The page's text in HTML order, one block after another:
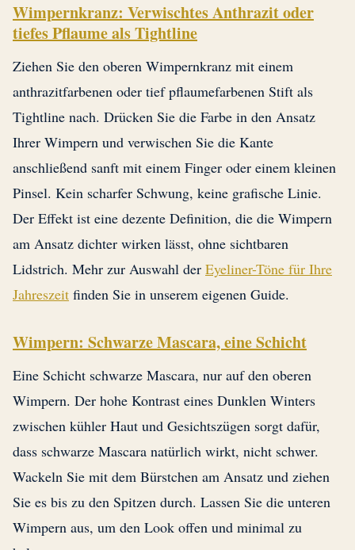
Wimpernkranz: Verwischtes Anthrazit oder
tiefes Pflaume als Tightline
Ziehen Sie den oberen Wimpernkranz mit einem
anthrazitfarbenen oder tief pflaumefarbenen Stift als
Tightline nach. Drücken Sie die Farbe in den Ansatz
Ihrer Wimpern und verwischen Sie die Kante
anschließend sanft mit einem Finger oder einem kleinen
Pinsel. Kein scharfer Schwung, keine grafische Linie.
Der Effekt ist eine dezente Definition, die die Wimpern
am Ansatz dichter wirken lässt, ohne sichtbaren
Lidstrich. Mehr zur Auswahl der Eyeliner-Töne für Ihre
Jahreszeit finden Sie in unserem eigenen Guide.
Wimpern: Schwarze Mascara, eine Schicht
Eine Schicht schwarze Mascara, nur auf den oberen
Wimpern. Der hohe Kontrast eines Dunklen Winters
zwischen kühler Haut und Gesichtszügen sorgt dafür,
dass schwarze Mascara natürlich wirkt, nicht schwer.
Wackeln Sie mit dem Bürstchen am Ansatz und ziehen
Sie es bis zu den Spitzen durch. Lassen Sie die unteren
Wimpern aus, um den Look offen und minimal zu